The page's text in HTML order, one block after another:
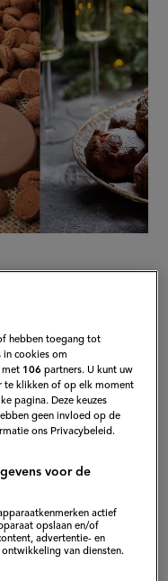
dat goed eten in de
Go(externe
link)
kan het ook niet
het
en is
Via hun app
met overgebleven
ook hopen ze dat
inspireren om
hebben toegang tot
in cookies om
met 106 partners. U kunt uw
te klikken of op elk moment
pagina. Deze keuzes
geen invloed op de
ons Privacybeleid.
voor de
actief
opslaan en/of
advertentie- en
van diensten.